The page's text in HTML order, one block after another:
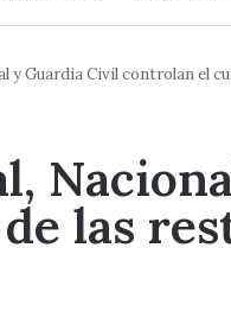
y Guardia Civil controlan el
las